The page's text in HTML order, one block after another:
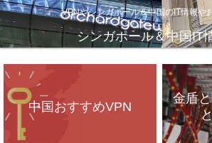
VPNやシンガポール＆中国のIT情報や
シンガポール＆中国IT
中国おすすめVPN
金盾